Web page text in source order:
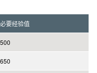
必要经验值
500
650